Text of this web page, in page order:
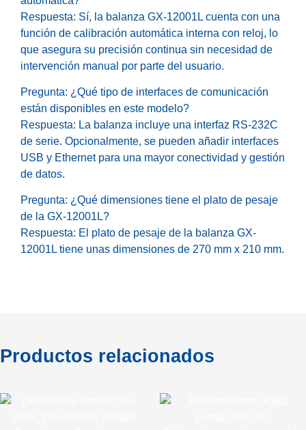
Respuesta: Sí, la balanza GX-12001L cuenta con una
función de calibración automática interna con reloj, lo
que asegura su precisión continua sin necesidad de
intervención manual por parte del usuario.
Pregunta: ¿Qué tipo de interfaces de comunicación
están disponibles en este modelo?
Respuesta: La balanza incluye una interfaz RS-232C
de serie. Opcionalmente, se pueden añadir interfaces
USB y Ethernet para una mayor conectividad y gestión
de datos.
Pregunta: ¿Qué dimensiones tiene el plato de pesaje
de la GX-12001L?
Respuesta: El plato de pesaje de la balanza GX-
12001L tiene unas dimensiones de 270 mm x 210 mm.
Productos relacionados